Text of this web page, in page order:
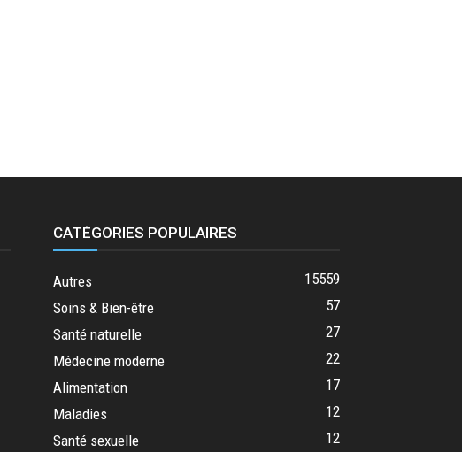
CATÉGORIES POPULAIRES
Autres
15559
Soins & Bien-être
57
Santé naturelle
27
Médecine moderne
22
Alimentation
17
Maladies
12
Santé sexuelle
12